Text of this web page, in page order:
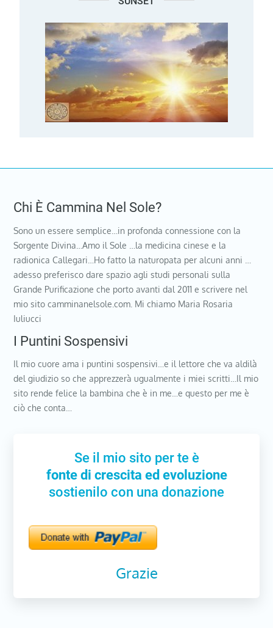
Chi È Cammina Nel Sole?
Sono un essere semplice…in profonda connessione con la
Sorgente Divina…Amo il Sole …la medicina cinese e la
radionica Callegari…Ho fatto la naturopata per alcuni anni …
adesso preferisco dare spazio agli studi personali sulla
Grande Purificazione che porto avanti dal 2011 e scrivere nel
mio sito camminanelsole.com. Mi chiamo Maria Rosaria
Iuliucci
I Puntini Sospensivi
Il mio cuore ama i puntini sospensivi…e il lettore che va aldilà
del giudizio so che apprezzerà ugualmente i miei scritti…Il mio
sito rende felice la bambina che è in me…e questo per me è
ciò che conta…
Se il mio sito per te è
fonte di crescita ed evoluzione
sostienilo con una donazione
Grazie